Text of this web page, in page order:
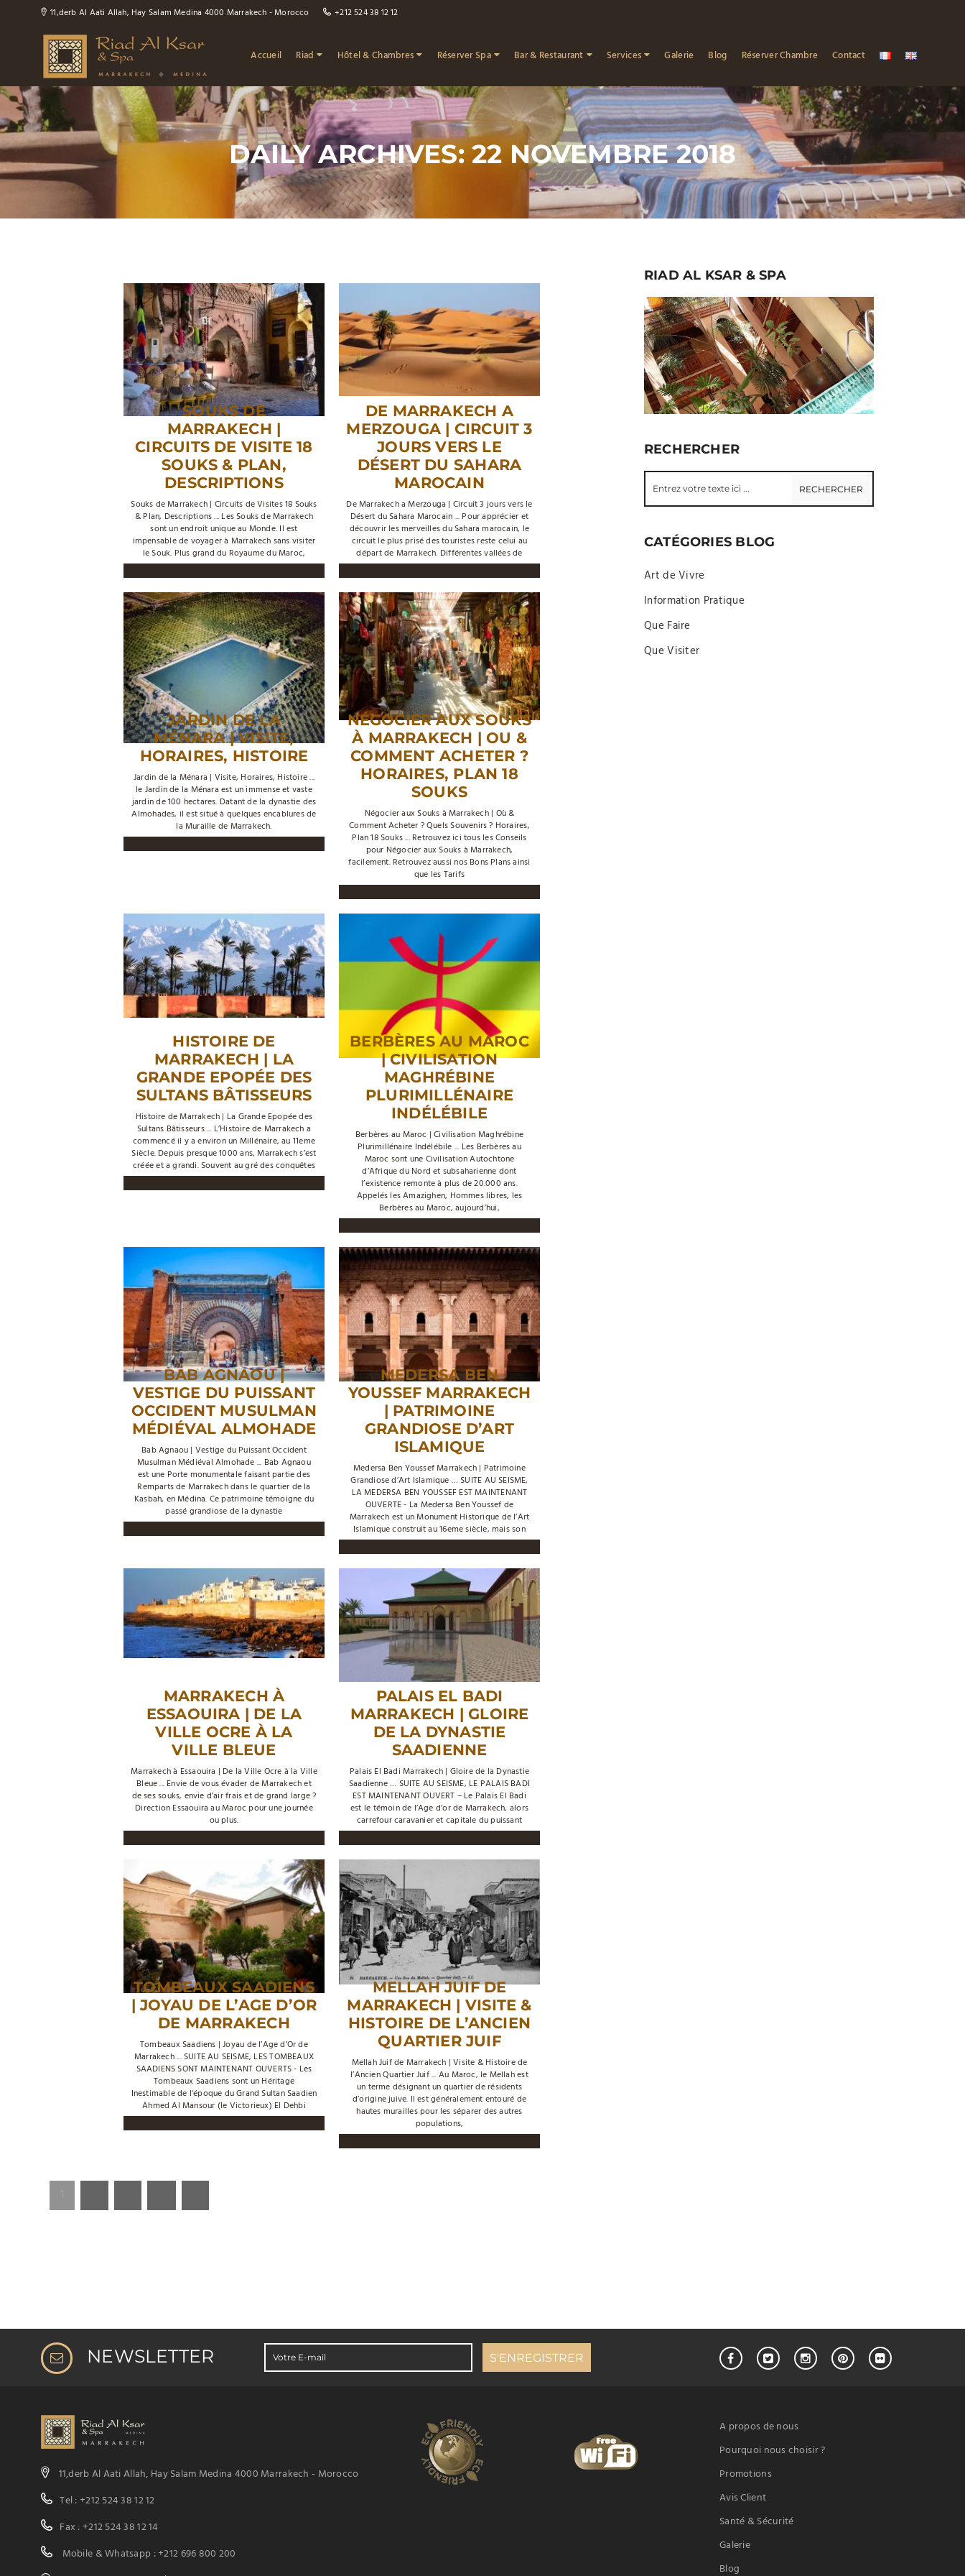
11,derb Al Aati Allah, Hay Salam Medina 4000 Marrakech - Morocco +212 524 38 12 12
Accueil Riad Hôtel & Chambres Réserver Spa Bar & Restaurant Services Galerie Blog Réserver Chambre Contact
DAILY ARCHIVES: 22 NOVEMBRE 2018
SOUKS DE
MARRAKECH |
CIRCUITS DE VISITE 18
SOUKS & PLAN,
DESCRIPTIONS
Souks de Marrakech­ | Circuits de Visites 18 Souks
& Plan, Descriptions ... Les Souks de Marrakech
sont un endroit unique au Monde. Il est
impensable de voyager à Marrakech sans visiter
le Souk. Plus grand du Royaume du Maroc,
DE MARRAKECH A
MERZOUGA | CIRCUIT 3
JOURS VERS LE
DÉSERT DU SAHARA
MAROCAIN
De Marrakech a Merzouga | Circuit 3 jours vers le
Désert du Sahara Marocain ... Pour apprécier et
découvrir les merveilles du Sahara marocain, le
circuit le plus prisé des touristes reste celui au
départ de Marrakech. Différentes vallées de
JARDIN DE LA
MÉNARA | VISITE,
HORAIRES, HISTOIRE
Jardin de la Ménara | Visite, Horaires, Histoire ...
le Jardin de la Ménara est un immense et vaste
jardin de 100 hectares. Datant de la dynastie des
Almohades, il est situé à quelques encablures de
la Muraille de Marrakech.
NÉGOCIER AUX SOUKS
À MARRAKECH | OU &
COMMENT ACHETER ?
HORAIRES, PLAN 18
SOUKS
Négocier aux Souks à Marrakech | Où &
Comment Acheter ? Quels Souvenirs ? Horaires,
Plan 18 Souks ... Retrouvez ici tous les Conseils
pour Négocier aux Souks à Marrakech,
facilement. Retrouvez aussi nos Bons Plans ainsi
que les Tarifs
HISTOIRE DE
MARRAKECH | LA
GRANDE EPOPÉE DES
SULTANS BÂTISSEURS
Histoire de Marrakech­ | La Grande Epopée des
Sultans Bâtisseurs ... L’Histoire de Marrakech a
commencé il y a environ un Millénaire, au 11eme
Siècle. Depuis presque 1000 ans, Marrakech s’est
créée et a grandi. Souvent au gré des conquêtes
BERBÈRES AU MAROC
| CIVILISATION
MAGHRÉBINE
PLURIMILLÉNAIRE
INDÉLÉBILE
Berbères au Maroc | Civilisation Maghrébine
Plurimillénaire Indélébile ... Les Berbères au
Maroc sont une Civilisation Autochtone
d’Afrique du Nord et subsaharienne dont
l’existence remonte à plus de 20.000 ans.
Appelés les Amazighen, Hommes libres, les
Berbères au Maroc, aujourd’hui,
BAB AGNAOU |
VESTIGE DU PUISSANT
OCCIDENT MUSULMAN
MÉDIÉVAL ALMOHADE
Bab Agnaou | Vestige du Puissant Occident
Musulman Médiéval Almohade ... Bab Agnaou
est une Porte monumentale faisant partie des
Remparts de Marrakech dans le quartier de la
Kasbah, en Médina. Ce patrimoine témoigne du
passé grandiose de la dynastie
MEDERSA BEN
YOUSSEF MARRAKECH
| PATRIMOINE
GRANDIOSE D’ART
ISLAMIQUE
Medersa Ben Youssef Marrakech | Patrimoine
Grandiose d’Art Islamique … SUITE AU SEISME,
LA MEDERSA BEN YOUSSEF EST MAINTENANT
OUVERTE - La Medersa Ben Youssef de
Marrakech est un Monument Historique de l’Art
Islamique construit au 16eme siècle, mais son
MARRAKECH À
ESSAOUIRA | DE LA
VILLE OCRE À LA
VILLE BLEUE
Marrakech à Essaouira | De la Ville Ocre à la Ville
Bleue ... Envie de vous évader de Marrakech et
de ses souks, envie d’air frais et de grand large ?
Direction Essaouira au Maroc pour une journée
ou plus.
PALAIS EL BADI
MARRAKECH | GLOIRE
DE LA DYNASTIE
SAADIENNE
Palais El Badi Marrakech | Gloire de la Dynastie
Saadienne … SUITE AU SEISME, LE PALAIS BADI
EST MAINTENANT OUVERT – Le Palais El Badi
est le témoin de l’Age d’or de Marrakech, alors
carrefour caravanier et capitale du puissant
TOMBEAUX SAADIENS
| JOYAU DE L’AGE D’OR
DE MARRAKECH
Tombeaux Saadiens | Joyau de l’Age d’Or de
Marrakech ... SUITE AU SEISME, LES TOMBEAUX
SAADIENS SONT MAINTENANT OUVERTS - Les
Tombeaux Saadiens sont un Héritage
Inestimable de l'époque du Grand Sultan Saadien
Ahmed Al Mansour (le Victorieux) El Dehbi
MELLAH JUIF DE
MARRAKECH | VISITE &
HISTOIRE DE L’ANCIEN
QUARTIER JUIF
Mellah Juif de Marrakech | Visite & Histoire de
l’Ancien Quartier Juif ... Au Maroc, le Mellah est
un terme désignant un quartier de résidents
d’origine juive. Il est généralement entouré de
hautes murailles pour les séparer des autres
populations,
RIAD AL KSAR & SPA
RECHERCHER
CATÉGORIES BLOG
Art de Vivre
Information Pratique
Que Faire
Que Visiter
NEWSLETTER
11,derb Al Aati Allah, Hay Salam Medina 4000 Marrakech - Morocco
Tel : +212 524 38 12 12
Fax : +212 524 38 12 14
Mobile & Whatsapp : +212 696 800 200
A propos de nous
Pourquoi nous choisir ?
Promotions
Avis Client
Santé & Sécurité
Galerie
Blog